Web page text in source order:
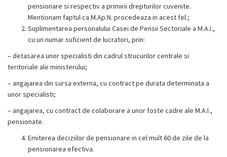
pensionare si respectiv a primirii drepturilor cuvenite.
Mentionam faptul ca M.Ap.N. procedeaza in acest fel.;
Suplimentarea personalului Casei de Pensii Sectoriale a M.A.I.,
cu un numar suficient de lucratori, prin:
– detasarea unor specialisti din cadrul strucurilor centrale si
teritoriale ale ministerului;
– angajarea din sursa externa, cu contract pe durata determinata a
unor specialisti;
– angajarea, cu contract de colaborare a unor foste cadre ale M.A.I.,
pensionate.
Emiterea deciziilor de pensionare in cel mult 60 de zile de la
pensionarea efectiva.